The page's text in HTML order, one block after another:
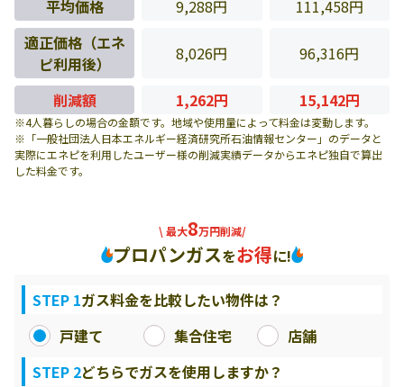
平均価格
9,288円
111,458円
適正価格（エネ
ピ利用後）
8,026円 96,316円
削減額 1,262円 15,142円
※4人暮らしの場合の金額です。地域や使用量によって料金は変動します。
※「一般社団法人日本エネルギー経済研究所石油情報センター」のデータと
実際にエネピを利用したユーザー様の削減実績データからエネピ独自で算出
した料金です。
\ 最大8万円削減/
プロパンガスをお得に!
STEP 1ガス料金を比較したい物件は？
戸建て
集合住宅
店舗
STEP 2どちらでガスを使用しますか？